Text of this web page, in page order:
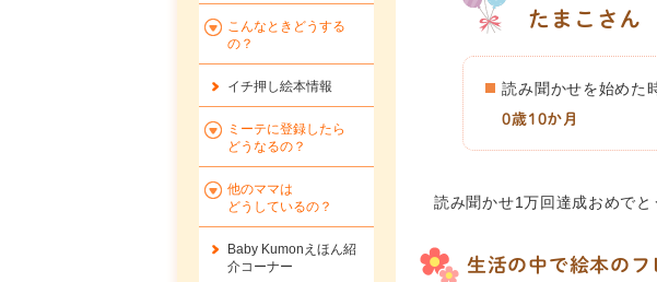
たまこさん
読み聞かせを始めた
0歳10か月
読み聞かせ1万回達成おめで
生活の中で絵本のフ
こんなときどうする
の？
イチ押し絵本情報
ミーテに登録したら
どうなるの？
他のママは
どうしているの？
Baby Kumonえほん紹
介コーナー